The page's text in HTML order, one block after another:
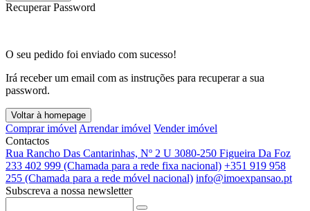
Recuperar Password
O seu pedido foi enviado com sucesso!
Irá receber um email com as instruções para recuperar a sua
password.
Voltar à homepage
Comprar imóvel Arrendar imóvel Vender imóvel
Contactos
Rua Rancho Das Cantarinhas, Nº 2 U 3080-250 Figueira Da Foz
233 402 999 (Chamada para a rede fixa nacional) +351 919 958
255 (Chamada para a rede móvel nacional) info@imoexpansao.pt
Subscreva a nossa newsletter